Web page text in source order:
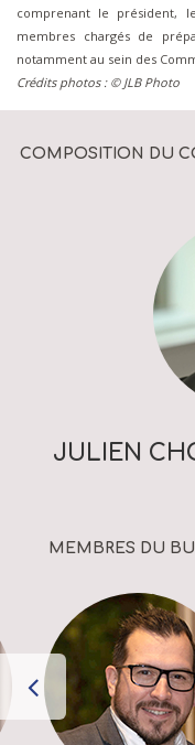
comprenant le président,
membres chargés de
notamment au sein des
Crédits photos : © JLB Photo
COMPOSITION DU
JULIEN
MEMBRES DU